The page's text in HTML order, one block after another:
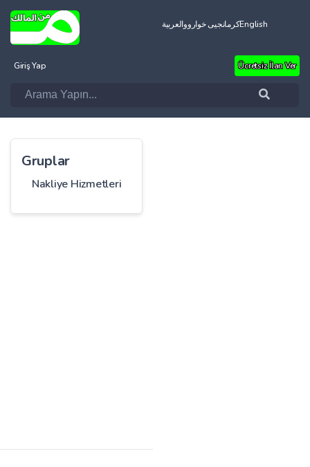
العربيةکرمانجیی خوارووEnglish
Giriş Yap Ücretsiz İlan Ver
Gruplar
Nakliye Hizmetleri